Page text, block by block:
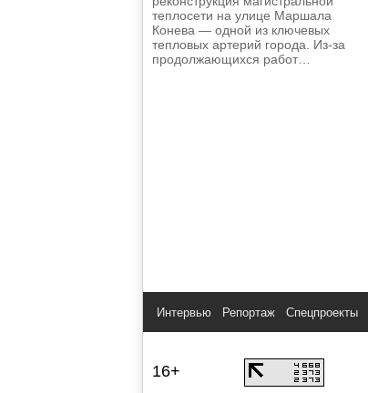
теплосети на улице Маршала
Конева — одной из ключевых
тепловых артерий города. Из-за
продолжающихся работ…
Интервью Репортаж Спецпроекты
16+